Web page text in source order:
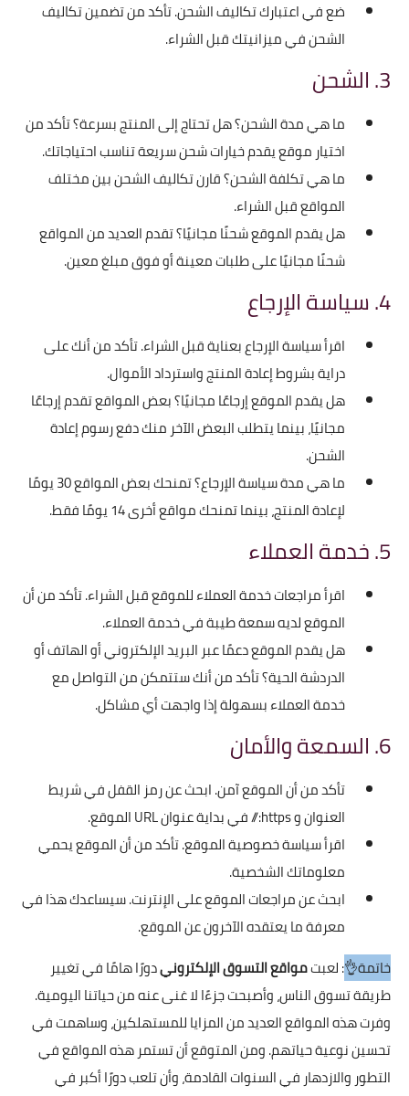
ضع في اعتبارك تكاليف الشحن. تأكد من تضمين تكاليف
الشحن في ميزانيتك قبل الشراء.
3. الشحن
ما هي مدة الشحن؟ هل تحتاج إلى المنتج بسرعة؟ تأكد من
اختيار موقع يقدم خيارات شحن سريعة تناسب احتياجاتك.
ما هي تكلفة الشحن؟ قارن تكاليف الشحن بين مختلف
المواقع قبل الشراء.
هل يقدم الموقع شحنًا مجانيًا؟ تقدم العديد من المواقع
شحنًا مجانيًا على طلبات معينة أو فوق مبلغ معين.
4. سياسة الإرجاع
اقرأ سياسة الإرجاع بعناية قبل الشراء. تأكد من أنك على
دراية بشروط إعادة المنتج واسترداد الأموال.
هل يقدم الموقع إرجاعًا مجانيًا؟ بعض المواقع تقدم إرجاعًا
مجانيًا، بينما يتطلب البعض الآخر منك دفع رسوم إعادة
الشحن.
ما هي مدة سياسة الإرجاع؟ تمنحك بعض المواقع 30 يومًا
لإعادة المنتج، بينما تمنحك مواقع أخرى 14 يومًا فقط.
5. خدمة العملاء
اقرأ مراجعات خدمة العملاء للموقع قبل الشراء. تأكد من أن
الموقع لديه سمعة طيبة في خدمة العملاء.
هل يقدم الموقع دعمًا عبر البريد الإلكتروني أو الهاتف أو
الدردشة الحية؟ تأكد من أنك ستتمكن من التواصل مع
خدمة العملاء بسهولة إذا واجهت أي مشاكل.
6. السمعة والأمان
تأكد من أن الموقع آمن. ابحث عن رمز القفل في شريط
العنوان و https:// في بداية عنوان URL الموقع.
اقرأ سياسة خصوصية الموقع. تأكد من أن الموقع يحمي
معلوماتك الشخصية.
ابحث عن مراجعات الموقع على الإنترنت. سيساعدك هذا في
معرفة ما يعتقده الآخرون عن الموقع.
خاتمة👌: لعبتمواقع التسوق الإلكترونيدورًا هامًا في تغيير
طريقة تسوق الناس، وأصبحت جزءًا لا غنى عنه من حياتنا اليومية.
وفرت هذه المواقع العديد من المزايا للمستهلكين، وساهمت في
تحسين نوعية حياتهم. ومن المتوقع أن تستمر هذه المواقع في
التطور والازدهار في السنوات القادمة، وأن تلعب دورًا أكبر في